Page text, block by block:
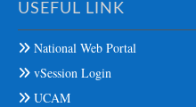
USEFUL LINK
National Web Portal
vSession Login
UCAM